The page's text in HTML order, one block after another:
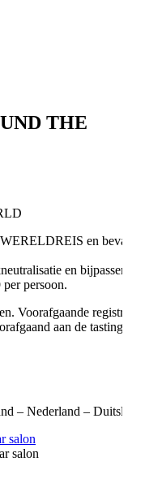
THE
en bevat 7
en bijpassend
persoon.
Voorafgaande registratie
aan de tasting via
– Nederland – Duitsland
salon